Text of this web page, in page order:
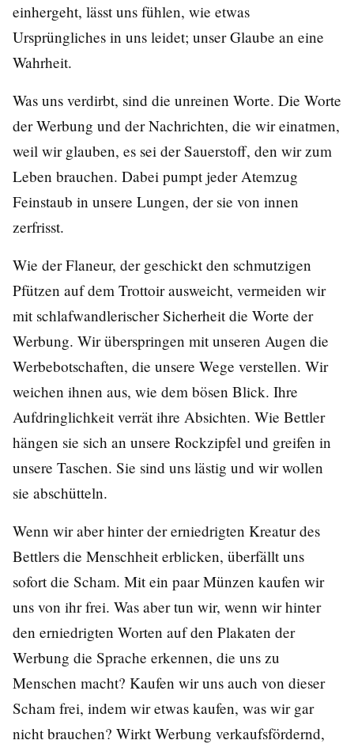
einhergeht, lässt uns fühlen, wie etwas
Ursprüngliches in uns leidet; unser Glaube an eine
Wahrheit.
Was uns verdirbt, sind die unreinen Worte. Die Worte
der Werbung und der Nachrichten, die wir einatmen,
weil wir glauben, es sei der Sauerstoff, den wir zum
Leben brauchen. Dabei pumpt jeder Atemzug
Feinstaub in unsere Lungen, der sie von innen
zerfrisst.
Wie der Flaneur, der geschickt den schmutzigen
Pfützen auf dem Trottoir ausweicht, vermeiden wir
mit schlafwandlerischer Sicherheit die Worte der
Werbung. Wir überspringen mit unseren Augen die
Werbebotschaften, die unsere Wege verstellen. Wir
weichen ihnen aus, wie dem bösen Blick. Ihre
Aufdringlichkeit verrät ihre Absichten. Wie Bettler
hängen sie sich an unsere Rockzipfel und greifen in
unsere Taschen. Sie sind uns lästig und wir wollen
sie abschütteln.
Wenn wir aber hinter der erniedrigten Kreatur des
Bettlers die Menschheit erblicken, überfällt uns
sofort die Scham. Mit ein paar Münzen kaufen wir
uns von ihr frei. Was aber tun wir, wenn wir hinter
den erniedrigten Worten auf den Plakaten der
Werbung die Sprache erkennen, die uns zu
Menschen macht? Kaufen wir uns auch von dieser
Scham frei, indem wir etwas kaufen, was wir gar
nicht brauchen? Wirkt Werbung verkaufsfördernd,